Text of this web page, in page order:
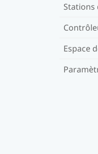
Stations
Espace